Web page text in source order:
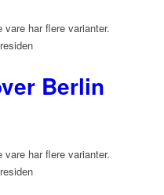
vare har flere varianter.
Berlin
vare har flere varianter.